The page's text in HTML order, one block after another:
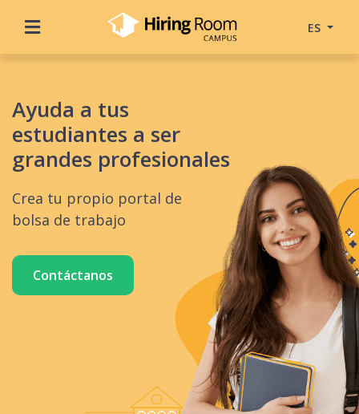
ES
Ayuda a tus
estudiantes a ser
grandes profesionales
Crea tu propio portal de
bolsa de trabajo
Contáctanos